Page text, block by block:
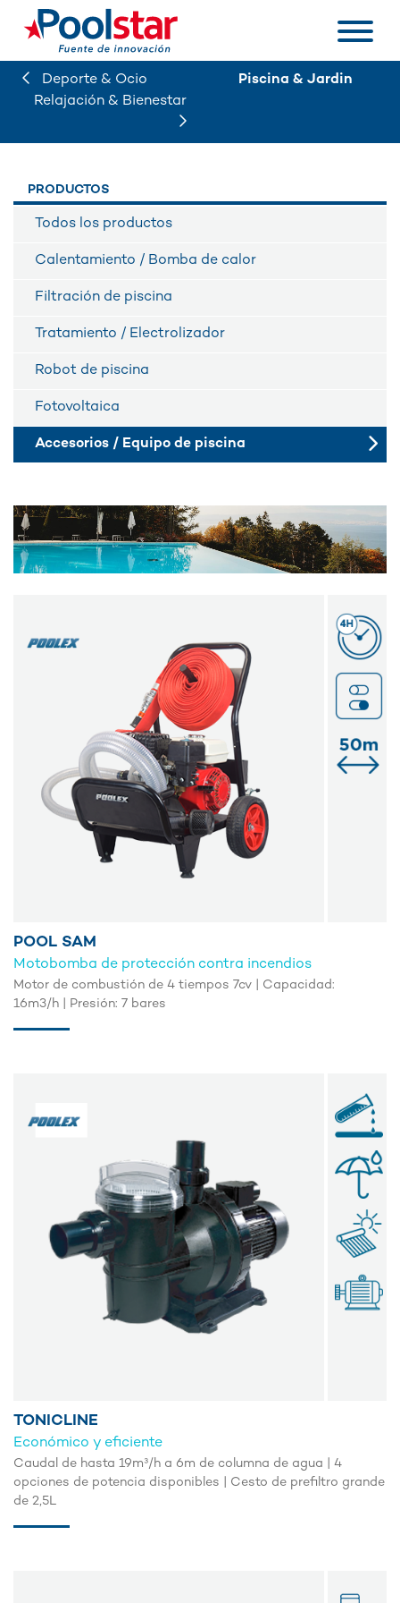
Deporte & Ocio
Piscina & Jardin
Relajación & Bienestar
PRODUCTOS
Todos los productos
Calentamiento / Bomba de calor
Filtración de piscina
Tratamiento / Electrolizador
Robot de piscina
Fotovoltaica
Accesorios / Equipo de piscina
POOL SAM
Motobomba de protección contra incendios
Motor de combustión de 4 tiempos 7cv | Capacidad:
16m3/h | Presión: 7 bares
TONICLINE
Económico y eficiente
Caudal de hasta 19m³/h a 6m de columna de agua | 4
opciones de potencia disponibles | Cesto de prefiltro grande
de 2,5L